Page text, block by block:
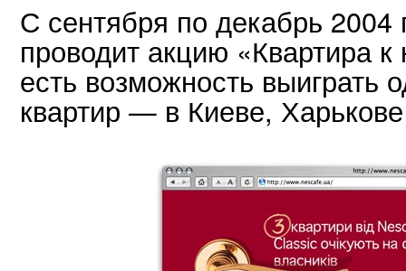
С сентября по декабрь 2004
проводит акцию «Квартира
есть возможность выиграть
квартир — в Киеве,